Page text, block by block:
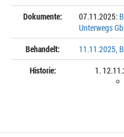
Dokumente:
07.11.2025:
Unterwegs
Behandelt:
11.11.2025,
Historie: